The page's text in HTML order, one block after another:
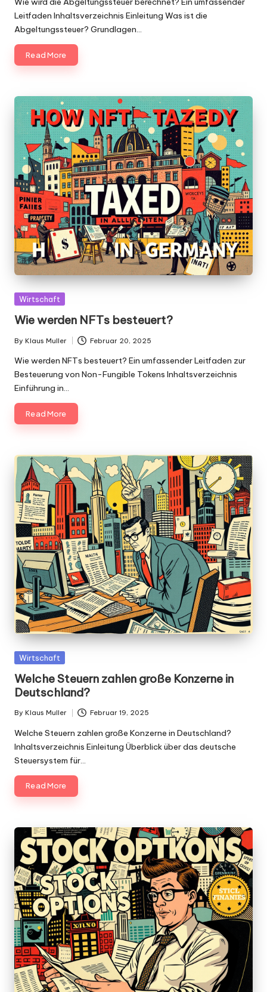
Leitfaden Inhaltsverzeichnis Einleitung Was ist die
Abgeltungssteuer? Grundlagen…
Read More
Posted
Wirtschaft
Wie werden NFTs besteuert?
Posted
by
By Klaus Muller Februar 20, 2025
Wie werden NFTs besteuert? Ein umfassender Leitfaden zur
Besteuerung von Non-Fungible Tokens Inhaltsverzeichnis
Einführung in…
Read More
Posted
Wirtschaft
Welche Steuern zahlen große Konzerne in
Deutschland?
Posted
by
By Klaus Muller Februar 19, 2025
Welche Steuern zahlen große Konzerne in Deutschland?
Inhaltsverzeichnis Einleitung Überblick über das deutsche
Steuersystem für…
Read More